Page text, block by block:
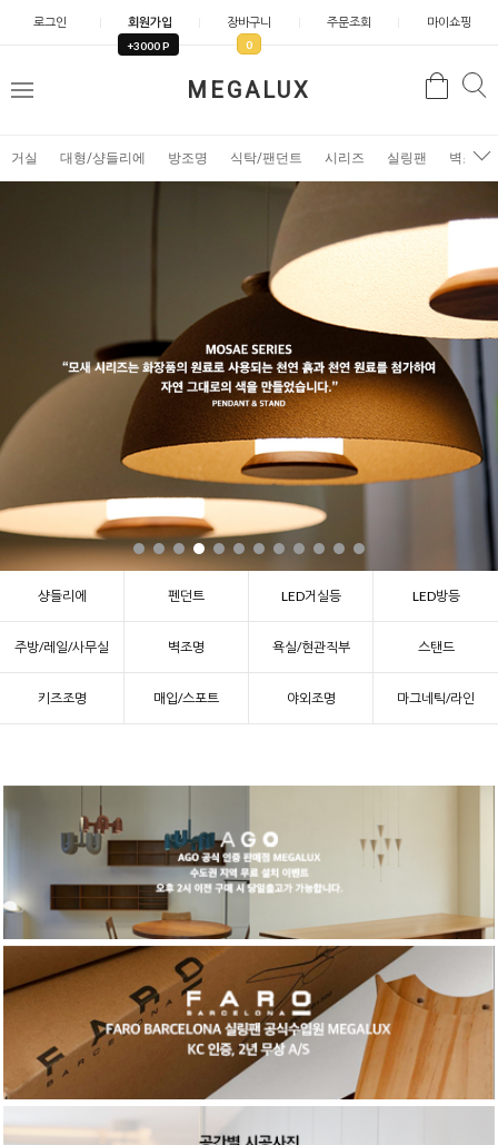
로그인 회원가입
+3000 P
장바구니
0
주문조회 마이쇼핑
MEGALUX
메
검
거실 대형/샹들리에 방조명 식탁/팬던트 시리즈 실링팬 벽조명
샹들리에 펜던트 LED거실등 LED방등
주방/레일/사무실 벽조명 욕실/현관직부 스탠드
키즈조명 매입/스포트 야외조명 마그네틱/라인